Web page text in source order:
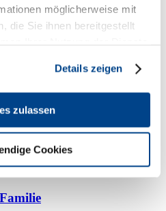
möglicherweise mit
die Sie ihnen bereitgestellt
Details zeigen
zulassen
Cookies
Marketing GmbH